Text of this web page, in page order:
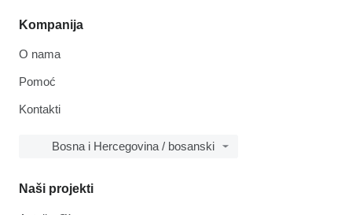
Kompanija
O nama
Pomoć
Kontakti
Bosna i Hercegovina / bosanski
Naši projekti